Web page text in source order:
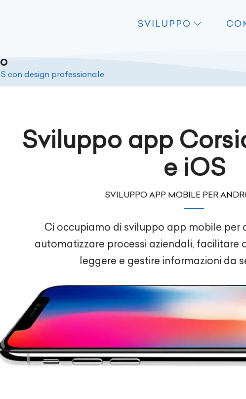
SVILUPPO
con design professionale
Sviluppo app
e iOS
SVILUPPO APP MOBILE PER
Ci occupiamo di sviluppo app mobile per
automatizzare processi aziendali, facilitare
leggere e gestire informazioni da